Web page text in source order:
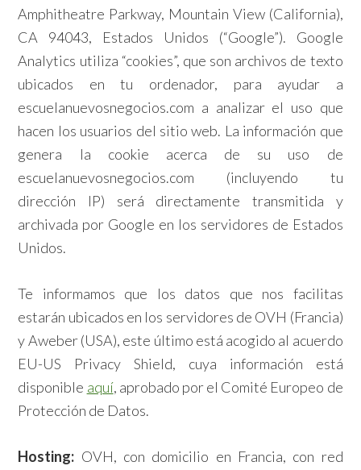
Amphitheatre Parkway, Mountain View (California),
CA 94043, Estados Unidos (“Google”). Google
Analytics utiliza “cookies”, que son archivos de texto
ubicados en tu ordenador, para ayudar a
escuelanuevosnegocios.com a analizar el uso que
hacen los usuarios del sitio web. La información que
genera la cookie acerca de su uso de
escuelanuevosnegocios.com (incluyendo tu
dirección IP) será directamente transmitida y
archivada por Google en los servidores de Estados
Unidos.
Te informamos que los datos que nos facilitas
estarán ubicados en los servidores de OVH (Francia)
y Aweber (USA), este último está acogido al acuerdo
EU-US Privacy Shield, cuya información está
disponible aquí, aprobado por el Comité Europeo de
Protección de Datos.
Hosting: OVH, con domicilio en Francia, con red